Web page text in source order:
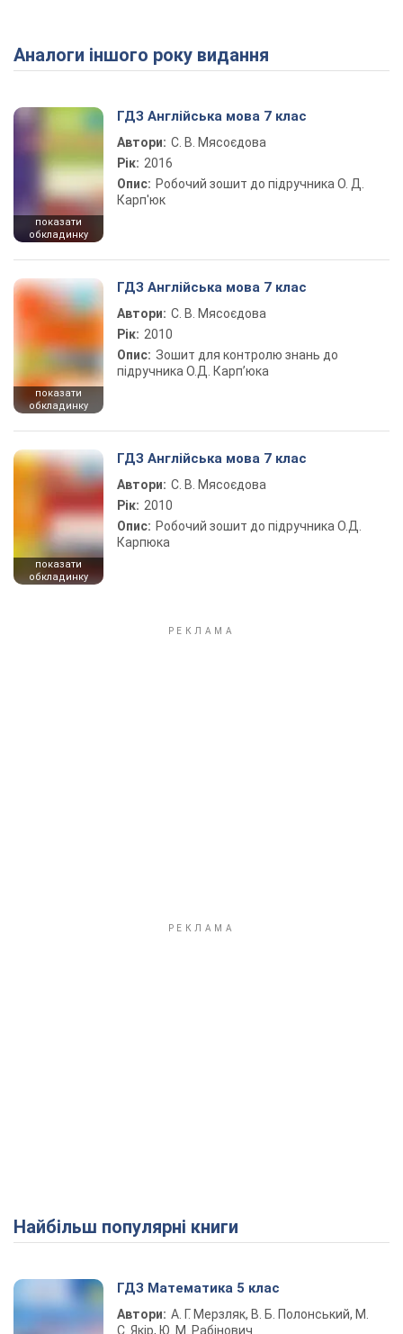
Play Video
Аналоги іншого року видання
показати
обкладинку
ГДЗ Англійська мова 7 клас
Автори: С. В. Мясоєдова
Рік: 2016
Опис: Робочий зошит до підручника О. Д.
Карп'юк
показати
обкладинку
ГДЗ Англійська мова 7 клас
Автори: С. В. Мясоєдова
Рік: 2010
Опис: Зошит для контролю знань до
підручника О.Д. Карп’юка
показати
обкладинку
ГДЗ Англійська мова 7 клас
Автори: С. В. Мясоєдова
Рік: 2010
Опис: Робочий зошит до підручника О.Д.
Карпюка
Найбільш популярні книги
ГДЗ Математика 5 клас
Автори: А. Г. Мерзляк, В. Б. Полонський, М.
С. Якір, Ю. М. Рабінович